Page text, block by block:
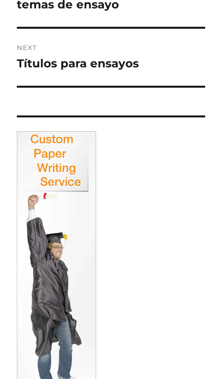
post:
temas de ensayo
NEXT
Next
Títulos para ensayos